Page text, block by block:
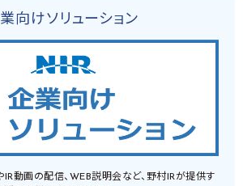
向けソリューション
動画の配信、WEB説明会など、野村IRが提供す